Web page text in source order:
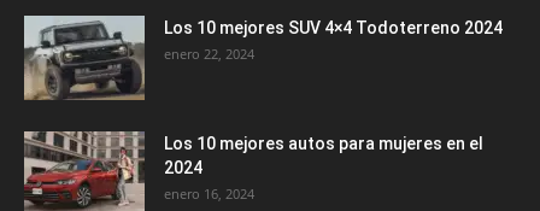
Los 10 mejores SUV 4×4 Todoterreno 2024
enero 22, 2024
Los 10 mejores autos para mujeres en el
2024
enero 16, 2024